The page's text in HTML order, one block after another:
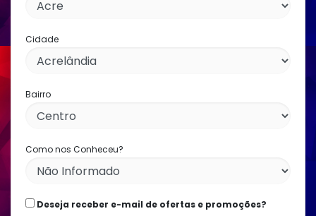
Cidade
Bairro
Como nos Conheceu?
Deseja receber e-mail de ofertas e promoções?